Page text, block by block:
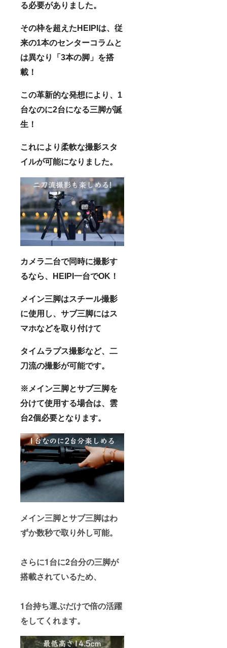
る必要がありました。
その枠を超えたHEIPIは、従
来の1本のセンターコラムと
は異なり「3本の脚」を搭
載！
この革新的な発想により、1
台なのに2台になる三脚が誕
生！
これにより柔軟な撮影スタ
イルが可能になりました。
カメラ二台で同時に撮影す
るなら、HEIPI一台でOK！
メイン三脚はスチール撮影
に使用し、サブ三脚にはス
マホなどを取り付けて
タイムラプス撮影など、二
刀流の撮影が可能です。
※メイン三脚とサブ三脚を
分けて使用する場合は、雲
台2個必要となります。
メイン三脚とサブ三脚はわ
ずか数秒で取り外し可能。
さらに1台に2台分の三脚が
搭載されているため、
1台持ち運ぶだけで倍の活躍
をしてくれます。